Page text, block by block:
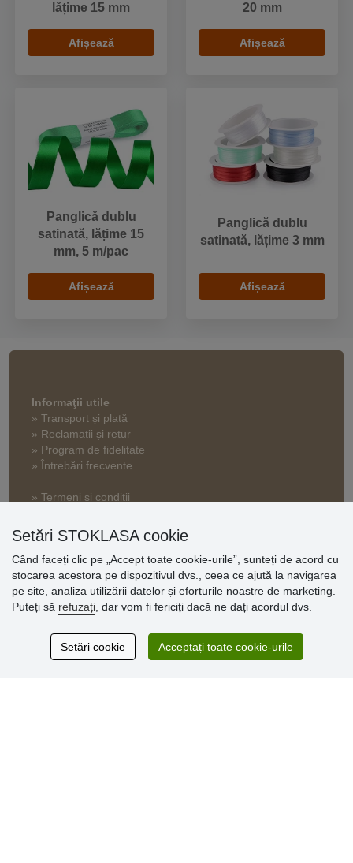
lățime 15 mm
Afișează
20 mm
Afișează
Panglică dublu
satinată, lățime 15
mm, 5 m/pac
Afișează
Panglică dublu
satinată, lățime 3 mm
Afișează
Informaţii utile
» Transport și plată
» Reclamații și retur
» Program de fidelitate
» Întrebări frecvente
» Termeni și condiții
» Politica de confidențialitate
Opinii
clienți
Excellent service
Thank you.
Setări STOKLASA cookie
Când faceți clic pe „Accept toate cookie-urile”, sunteți de acord cu
stocarea acestora pe dispozitivul dvs., ceea ce ajută la navigarea
pe site, analiza utilizării datelor și eforturile noastre de marketing.
Puteți să refuzați , dar vom fi fericiți dacă ne dați acordul dvs.
Setări cookie Acceptați toate cookie-urile